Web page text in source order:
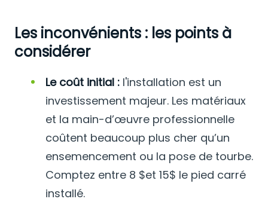
Les inconvénients : les points à
considérer
Le coût initial : l'installation est un
investissement majeur. Les matériaux
et la main-d’œuvre professionnelle
coûtent beaucoup plus cher qu’un
ensemencement ou la pose de tourbe.
Comptez entre 8 $et 15$ le pied carré
installé.